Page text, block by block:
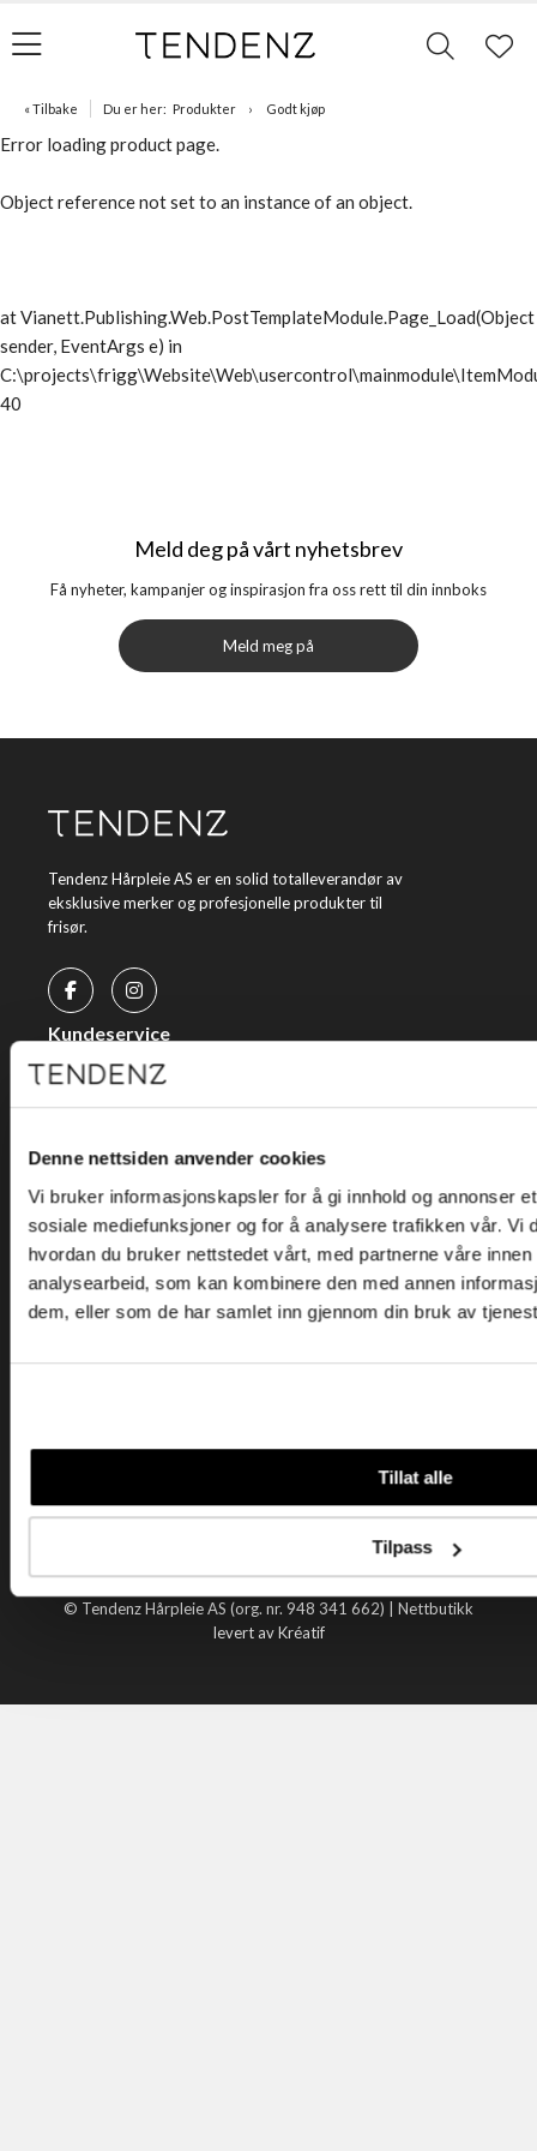
Denne nettsiden anvender cookies
Vi bruker informasjonskapsler for å gi innhold og annonser
sosiale mediefunksjoner og for å analysere trafikken vår. Vi
hvordan du bruker nettstedet vårt, med partnerne våre
analysearbeid, som kan kombinere den med annen
dem, eller som de har samlet inn gjennom din bruk av
Tillat alle
Tilpass
« Tilbake Du er her: Produkter Godt kjøp
Error loading product page.
Object reference not set to an instance of an object.
at Vianett.Publishing.Web.PostTemplateModule.Page_Load(Object
sender, EventArgs e) in
40
Meld deg på vårt nyhetsbrev
Få nyheter, kampanjer og inspirasjon fra oss rett til din innboks
Meld meg på
Tendenz Hårpleie AS er en solid totalleverandør av
eksklusive merker og profesjonelle produkter til
frisør.
Kundeservice
Kjøpsvilkår
Personvern
Holtegata 26, 0355 Oslo
Telefon: +47 22 92 50 00
E-post: kundeservice@tendenz.net
Nyttige lenker
Datablad
Om oss
Handle hos oss
© Tendenz Hårpleie AS (org. nr. 948 341 662) | Nettbutikk
levert av Kréatif